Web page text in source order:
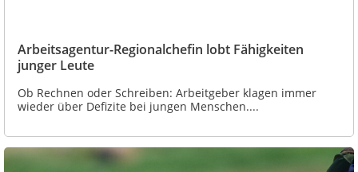
Arbeitsagentur-Regionalchefin lobt Fähigkeiten
junger Leute
Ob Rechnen oder Schreiben: Arbeitgeber klagen immer
wieder über Defizite bei jungen Menschen....